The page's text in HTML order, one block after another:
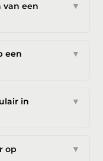
een
▼
een
▼
in
▼
op
▼